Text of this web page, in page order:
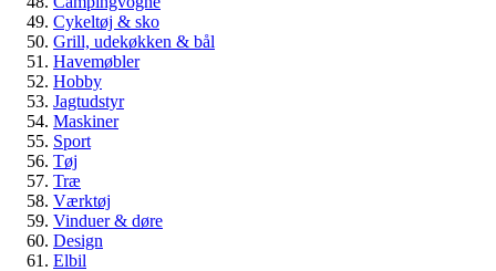
Cykeltøj & sko
Grill, udekøkken & bål
Havemøbler
Hobby
Jagtudstyr
Maskiner
Sport
Tøj
Træ
Værktøj
Vinduer & døre
Design
Elbil